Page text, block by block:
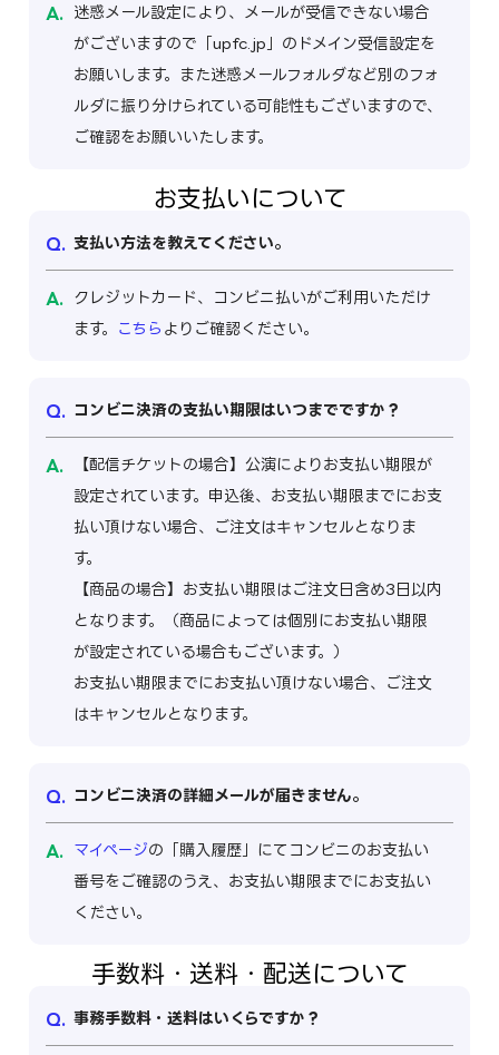
迷惑メール設定により、メールが受信できない場合
がございますので「upfc.jp」のドメイン受信設定を
お願いします。また迷惑メールフォルダなど別のフォ
ルダに振り分けられている可能性もございますので、
ご確認をお願いいたします。
お支払いについて
支払い方法を教えてください。
クレジットカード、コンビニ払いがご利用いただけ
ます。
こちら よりご確認ください。
コンビニ決済の支払い期限はいつまでですか？
【配信チケットの場合】公演によりお支払い期限が
設定されています。申込後、お支払い期限までにお支
払い頂けない場合、ご注文はキャンセルとなりま
す。
【商品の場合】お支払い期限はご注文日含め3日以内
となります。（商品によっては個別にお支払い期限
が設定されている場合もございます。）
お支払い期限までにお支払い頂けない場合、ご注文
はキャンセルとなります。
コンビニ決済の詳細メールが届きません。
マイページの「購入履歴」にてコンビニのお支払い
番号をご確認のうえ、お支払い期限までにお支払い
ください。
手数料・送料・配送について
事務手数料・送料はいくらですか？